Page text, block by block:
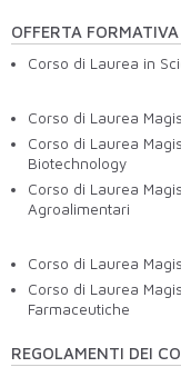
OFFERTA
Corso di Laurea in
Corso di Laurea
Corso di Laurea
Biotechnology
Corso di Laurea
Agroalimentari
Corso di Laurea
Corso di Laurea
Farmaceutiche
REGOLAMENTI DEI